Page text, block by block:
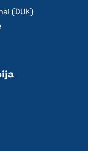
(DUK)